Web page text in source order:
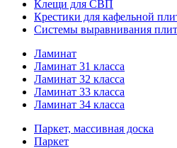
Клещи для СВП
Крестики для кафельной
Системы выравнивания
Ламинат
Ламинат 31 класса
Ламинат 32 класса
Ламинат 33 класса
Ламинат 34 класса
Паркет, массивная доска
Паркет